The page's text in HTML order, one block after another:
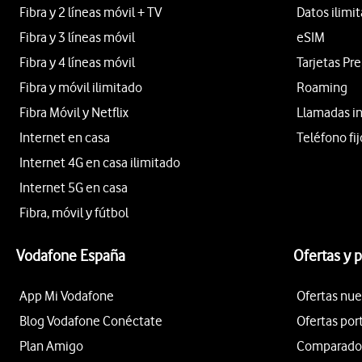
Fibra y 2 líneas móvil + TV
Fibra y 3 líneas móvil
Fibra y 4 líneas móvil
Fibra y móvil ilimitado
Fibra Móvil y Netflix
Internet en casa
Internet 4G en casa ilimitado
Internet 5G en casa
Fibra, móvil y fútbol
Datos
eSIM
Tarjetas
Roaming
Llamadas
Teléfono
Vodafone España
App Mi Vodafone
Blog Vodafone Conéctate
Plan Amigo
Ofertas y
Ofertas
Ofertas